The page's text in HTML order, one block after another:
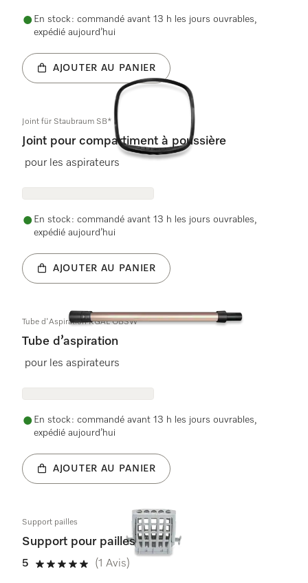
En stock : commandé avant 13 h les jours ouvrables,
expédié aujourd’hui
AJOUTER AU PANIER
Joint für Staubraum SB*
Joint pour compartiment à poussière
pour les aspirateurs
En stock : commandé avant 13 h les jours ouvrables,
expédié aujourd’hui
AJOUTER AU PANIER
Tube d'Aspiration RGAL OBSW
Tube d’aspiration
pour les aspirateurs
En stock : commandé avant 13 h les jours ouvrables,
expédié aujourd’hui
AJOUTER AU PANIER
Support pailles
Support pour pailles
5
5 étoiles sur 5
(1 Avis)